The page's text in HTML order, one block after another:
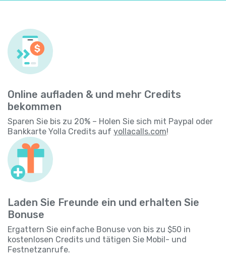
Online aufladen & und mehr Credits
bekommen
Sparen Sie bis zu 20% – Holen Sie sich mit Paypal oder
Bankkarte Yolla Credits auf yollacalls.com!
Laden Sie Freunde ein und erhalten Sie
Bonuse
Ergattern Sie einfache Bonuse von bis zu $50 in
kostenlosen Credits und tätigen Sie Mobil- und
Festnetzanrufe.